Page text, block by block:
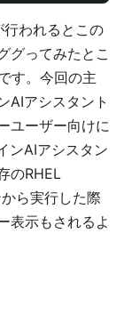
われるとこの
グってみたとこ
す。今回の主
AIアシスタント
ユーザー向けに
ンAIアシスタン
のRHEL
ら実行した際
表示もされるよ